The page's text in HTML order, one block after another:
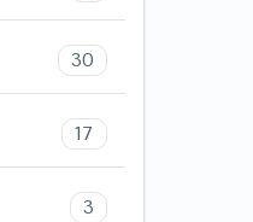
30
17
3